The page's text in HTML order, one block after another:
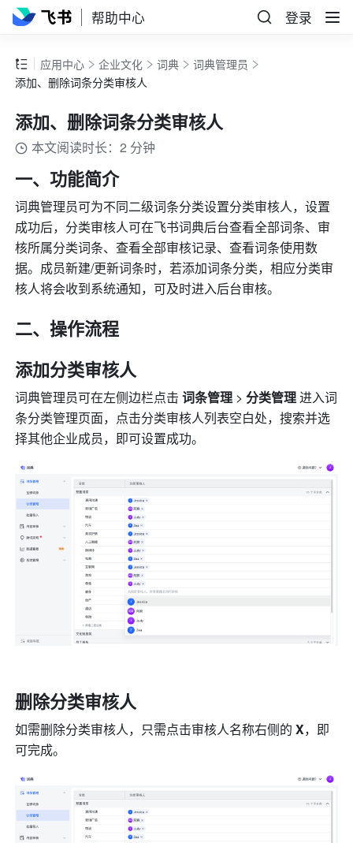
帮助中心 登录
应用中心 企业文化 词典
词典管理员
添加、删除词条分类审核人
添加、删除词条分类审核人
本文阅读时长：2 分钟
一、功能简介
词典管理员可为不同二级词条分类设置分类审核人，设置
成功后，分类审核人可在飞书词典后台查看全部词条、审
核所属分类词条、查看全部审核记录、查看词条使用数
据。成员新建/更新词条时，若添加词条分类，相应分类审
核人将会收到系统通知，可及时进入后台审核。
二、操作流程
添加分类审核人
词典管理员可在左侧边栏点击 词条管理 > 分类管理 进入词
条分类管理页面，点击分类审核人列表空白处，搜索并选
择其他企业成员，即可设置成功。
删除分类审核人
如需删除分类审核人，只需点击审核人名称右侧的 X，即
可完成。